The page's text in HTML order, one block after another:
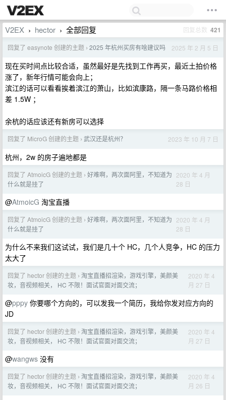
V2EX › hector › 全部回复 回复总数 421
回复了 easynote 创建的主题 › 2025 年杭州买房有啥建议吗 2025 年 2 月 5 日
现在买时间点比较合适，虽然最好是先找到工作再买，最近土拍价格
涨了，新年行情可能会向上；
滨江的话可以看看挨着滨江的萧山，比如滨康路，隔一条马路价格相
差 1.5W ；
余杭的话应该还有新房可以选择
回复了 MicroG 创建的主题 › 武汉还是杭州？ 2023 年 10 月 7 日
杭州，2w 的房子遍地都是
回复了 AtmoicG 创建的主题 › 好难啊，两次面阿里，不知道为
什么就是挂了
2020 年 4 月
28 日
@AtmoicG 淘宝直播
回复了 AtmoicG 创建的主题 › 好难啊，两次面阿里，不知道为
什么就是挂了
2020 年 4 月
28 日
为什么不来我们这试试，我们是几十个 HC，几个人竞争，HC 的压力
太大了
回复了 hector 创建的主题 › 淘宝直播招渲染，游戏引擎，美颜美
妆，音视频相关， HC 不限！面试官面对面交流；
2020 年 4
月 27 日
@pppy 你要哪个方向的，可以发我一个简历，我给你发对应方向的
JD
回复了 hector 创建的主题 › 淘宝直播招渲染，游戏引擎，美颜美
妆，音视频相关， HC 不限！面试官面对面交流；
2020 年 4
月 27 日
@wangws 没有
回复了 hector 创建的主题 › 淘宝直播招渲染，游戏引擎，美颜美
妆，音视频相关， HC 不限！面试官面对面交流；
2020 年 4
月 26 日